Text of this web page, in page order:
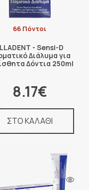
66 Πόντοι
- Sensi-D
Διάλυμα για
Δόντια 250ml
8.17€
ΣΤΟ ΚΑΛΑΘΙ